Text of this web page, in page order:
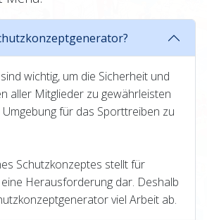
wichtig, um die Sicherheit und
aller Mitglieder zu gewährleisten
für das Sporttreiben zu
Schutzkonzeptes stellt für
Herausforderung dar. Deshalb
viel Arbeit ab.